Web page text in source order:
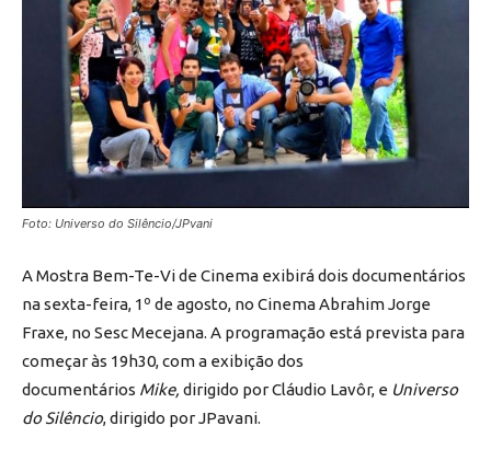
Foto: Universo do Silêncio/JPvani
A Mostra Bem-Te-Vi de Cinema exibirá dois documentários
na sexta-feira, 1º de agosto, no Cinema Abrahim Jorge
Fraxe, no Sesc Mecejana. A programação está prevista para
começar às 19h30, com a exibição dos
documentários Mike, dirigido por Cláudio Lavôr, e Universo
do Silêncio, dirigido por JPavani.